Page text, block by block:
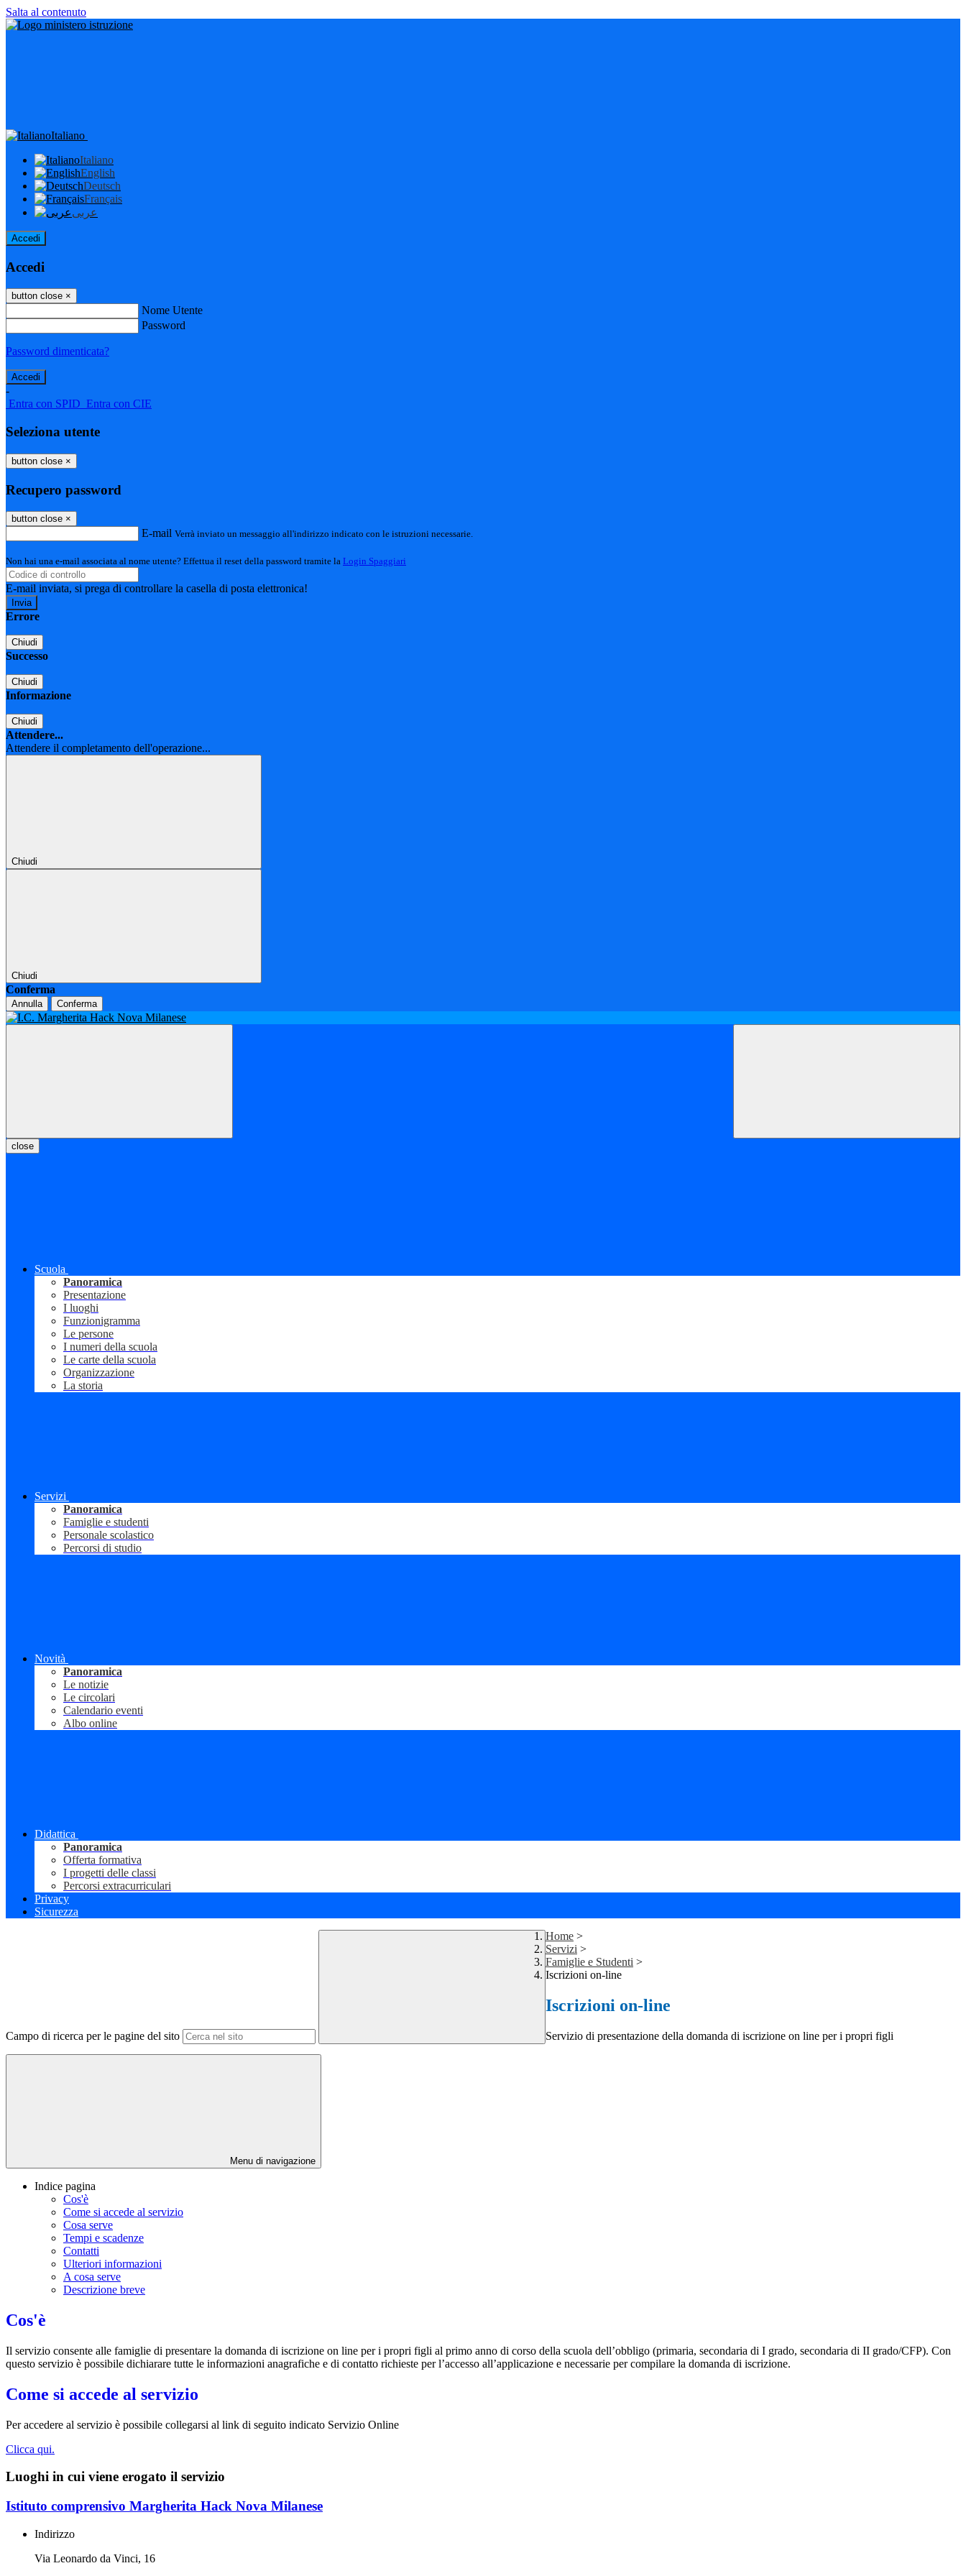
Salta al contenuto
Italiano
Italiano
English
Deutsch
Français
عربى
Accedi
Accedi
button close ×
Nome Utente
Password
Password dimenticata?
-
Entra con SPID Entra con CIE
Seleziona utente
button close ×
Recupero password
button close ×
E-mail Verrà inviato un messaggio all'indirizzo indicato con le istruzioni necessarie.
Non hai una e-mail associata al nome utente? Effettua il reset della password tramite la Login Spaggiari
E-mail inviata, si prega di controllare la casella di posta elettronica!
Errore
Chiudi
Successo
Chiudi
Informazione
Chiudi
Attendere...
Attendere il completamento dell'operazione...
Chiudi
Chiudi
Conferma
Annulla Conferma
close
Scuola
Panoramica
Presentazione
I luoghi
Funzionigramma
Le persone
I numeri della scuola
Le carte della scuola
Organizzazione
La storia
Servizi
Panoramica
Famiglie e studenti
Personale scolastico
Percorsi di studio
Novità
Panoramica
Le notizie
Le circolari
Calendario eventi
Albo online
Didattica
Panoramica
Offerta formativa
I progetti delle classi
Percorsi extracurriculari
Privacy
Sicurezza
Campo di ricerca per le pagine del sito
Home >
Servizi >
Famiglie e Studenti >
Iscrizioni on-line
Iscrizioni on-line
Servizio di presentazione della domanda di iscrizione on line per i propri figli
Menu di navigazione
Indice pagina
Cos'è
Come si accede al servizio
Cosa serve
Tempi e scadenze
Contatti
Ulteriori informazioni
A cosa serve
Descrizione breve
Cos'è
Il servizio consente alle famiglie di presentare la domanda di iscrizione on line per i propri figli al primo anno di corso della scuola dell’obbligo (primaria, secondaria di I grado, secondaria di II grado/CFP). Con
questo servizio è possibile dichiarare tutte le informazioni anagrafiche e di contatto richieste per l’accesso all’applicazione e necessarie per compilare la domanda di iscrizione.
Come si accede al servizio
Per accedere al servizio è possibile collegarsi al link di seguito indicato Servizio Online
Clicca qui.
Luoghi in cui viene erogato il servizio
Istituto comprensivo Margherita Hack Nova Milanese
Indirizzo
Via Leonardo da Vinci, 16